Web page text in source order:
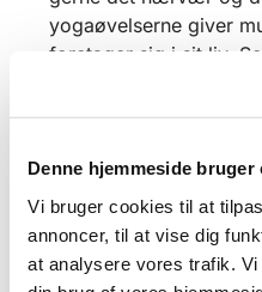
Denne hjemmeside bruger
Vi bruger cookies til at
annoncer, til at vise dig
at analysere vores trafik.
yogaøvelserne giver
foretager sig i sit liv.